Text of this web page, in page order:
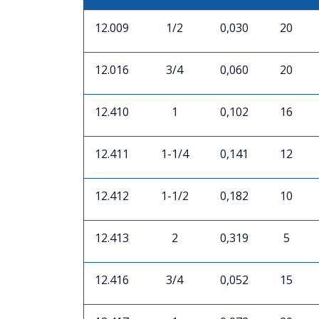
12.009 1/2 0,030 20
12.016 3/4 0,060 20
12.410 1 0,102 16
12.411 1-1/4 0,141 12
12.412 1-1/2 0,182 10
12.413 2 0,319 5
12.416 3/4 0,052 15